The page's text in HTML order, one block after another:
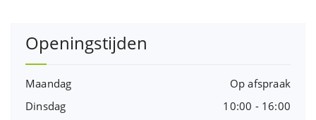
Openingstijden
Maandag
Op afspraak
Dinsdag
10:00 - 16:00